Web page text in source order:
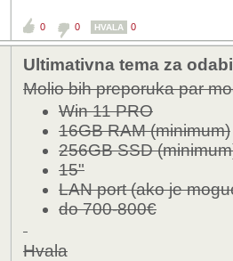
0 0 HVALA 0
Ultimativna tema za
Molio bih preporuka par
Win 11 PRO
16GB RAM (minimum)
256GB SSD
15"
LAN port (ako je
do 700-800€
Hvala